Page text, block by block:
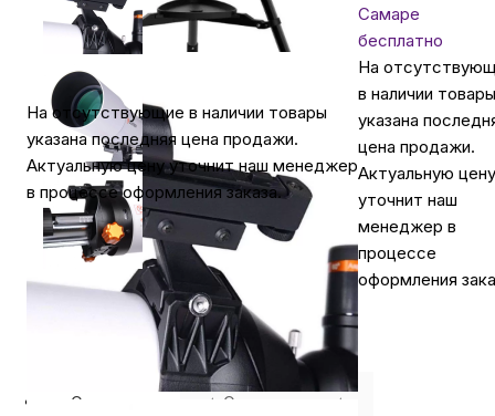
Подарочные сертификаты
На отсутствующие в наличии товары
указана последняя цена продажи.
Актуальную цену уточнит наш менеджер
в процессе оформления заказа.
Самаре
бесплатно
На
в наличии товары
указана
цена продажи.
Актуальную цену
уточнит наш
менеджер в
процессе
оформления
Описание ⭐️ Отзывы о нас ⭐️